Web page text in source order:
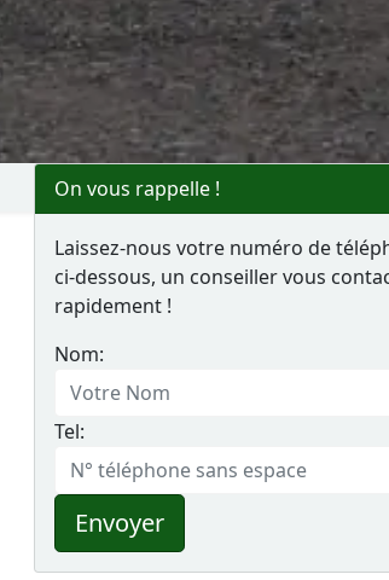
On vous rappelle !
Laissez-nous votre numéro de
ci-dessous, un conseiller vous
rapidement !
Nom:
Tel:
Envoyer